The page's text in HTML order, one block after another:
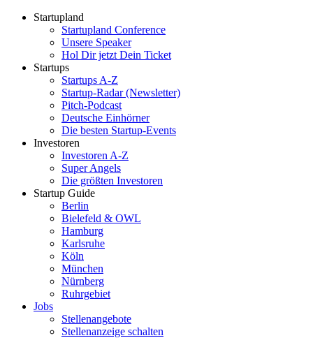
Startupland
Startupland Conference
Unsere Speaker
Hol Dir jetzt Dein Ticket
Startups
Startups A-Z
Startup-Radar (Newsletter)
Pitch-Podcast
Deutsche Einhörner
Die besten Startup-Events
Investoren
Investoren A-Z
Super Angels
Die größten Investoren
Startup Guide
Berlin
Bielefeld & OWL
Hamburg
Karlsruhe
Köln
München
Nürnberg
Ruhrgebiet
Jobs
Stellenangebote
Stellenanzeige schalten